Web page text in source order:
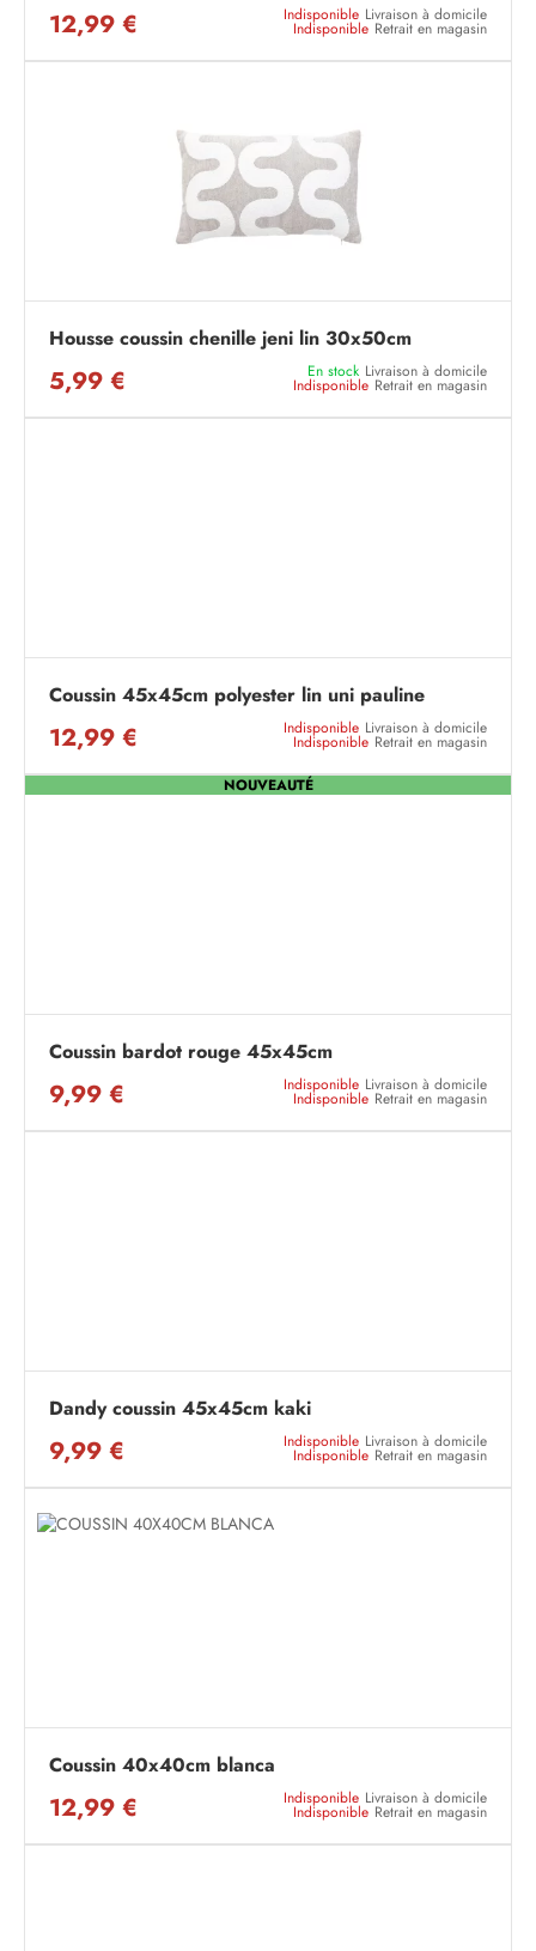
12,99 € Indisponible Livraison à domicile
Indisponible Retrait en magasin
Housse coussin chenille jeni lin 30x50cm
5,99 € En stock Livraison à domicile
Indisponible Retrait en magasin
Coussin 45x45cm polyester lin uni pauline
12,99 € Indisponible Livraison à domicile
Indisponible Retrait en magasin
NOUVEAUTÉ
Coussin bardot rouge 45x45cm
9,99 € Indisponible Livraison à domicile
Indisponible Retrait en magasin
Dandy coussin 45x45cm kaki
9,99 € Indisponible Livraison à domicile
Indisponible Retrait en magasin
Coussin 40x40cm blanca
12,99 € Indisponible Livraison à domicile
Indisponible Retrait en magasin